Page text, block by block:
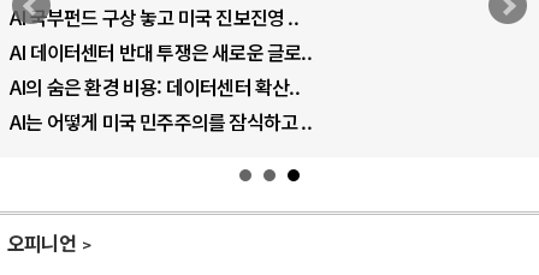
AI 국부펀드 구상 놓고 미국 진보진영 ..
AI 데이터센터 반대 투쟁은 새로운 글로..
AI의 숨은 환경 비용: 데이터센터 확산..
AI는 어떻게 미국 민주주의를 잠식하고 ..
오피니언